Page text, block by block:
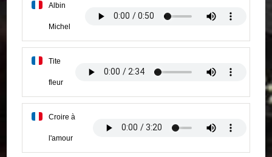
Albin
Michel
Tite
fleur
Croire à
l'amour